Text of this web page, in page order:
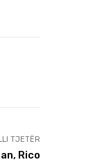
TJETËR
Rico